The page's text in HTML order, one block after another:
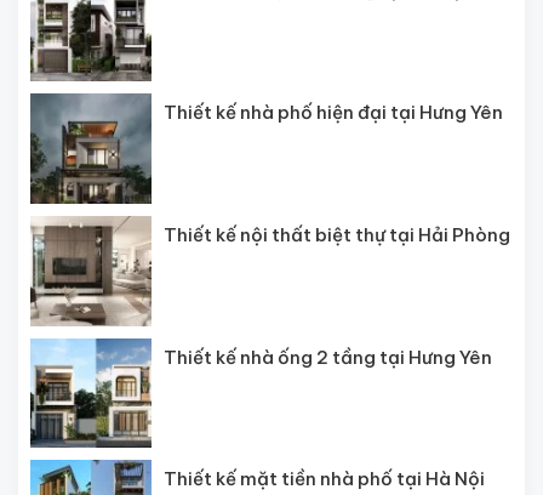
Thiết kế nhà phố hiện đại tại Hưng Yên
Thiết kế nội thất biệt thự tại Hải Phòng
Thiết kế nhà ống 2 tầng tại Hưng Yên
Thiết kế mặt tiền nhà phố tại Hà Nội